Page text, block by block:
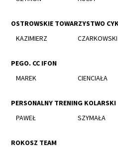
OSTROWSKIE TOWARZYSTWO
KAZIMIERZ
CZARKOWSKI
PEGO. CC IFON
MAREK
CIENCIAŁA
PERSONALNY TRENING KOLARSKI
PAWEŁ
SZYMAŁA
ROKOSZ TEAM